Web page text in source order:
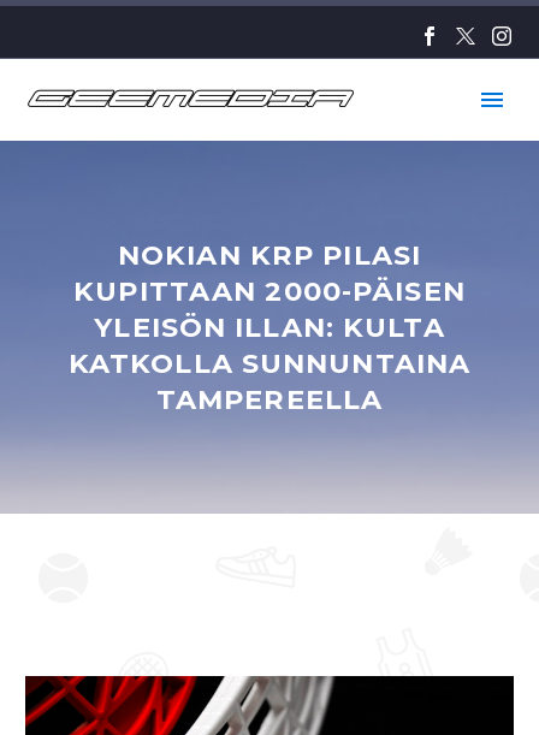
NOKIAN KRP PILASI
KUPITTAAN 2000-PÄISEN
YLEISÖN ILLAN: KULTA
KATKOLLA SUNNUNTAINA
TAMPEREELLA